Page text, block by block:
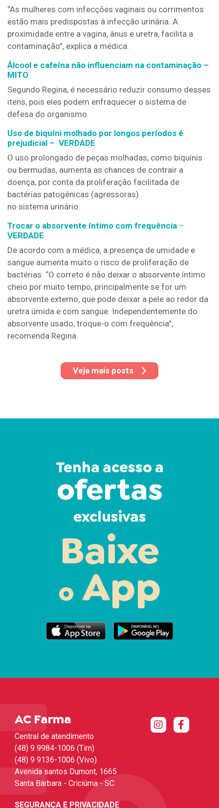
“As mulheres com infecções vaginais ou corrimentos
estão mais predispostas à infecção urinária. A
proximidade entre a vagina, ânus e uretra, facilita a
contaminação”, explica a médica.
Álcool e cafeína não influenciam na contaminação –
MITO
Segundo Regina, é necessário reduzir consumo desses
itens, pois eles podem enfraquecer o sistema de
defesa do organismo.
Uso de biquíni molhado por longos períodos é
prejudicial – VERDADE
O uso prolongado de peças molhadas, como biquínis
ou bermudas, aumenta as chances de contrair a
doença, por conta da proliferação facilitada de
bactérias patogênicas (agressoras)
no sistema urinário.
Trocar o absorvente íntimo com frequência –
VERDADE
De acordo com a médica, a presença de umidade e
sangue aumenta muito o risco de proliferação de
bactérias. “O correto é não deixar o absorvente íntimo
cheio por muito tempo, principalmente se for um
absorvente externo, que pode deixar a pele ao redor da
uretra úmida e com sangue. Independentemente do
absorvente usado, troque-o com frequência”,
recomenda Regina.
Veja mais posts
Tenha acesso a
ofertas
exclusivas
Baixe
o App
AC Farma
Central de atendimento
(48) 9 9984-1006 (Tim)
(48) 9 9136-1006 (Vivo)
Avenida santos Dumont, 1665
Santa Bárbara - Criciúma - SC
SEGURANÇA E PRIVACIDADE